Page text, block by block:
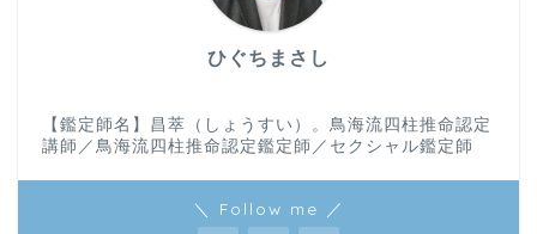
ひぐちまさし
【鑑定師名】昌萃（しょうすい）。鳥海流四柱推命認定
講師／鳥海流四柱推命認定鑑定師／セクシャル鑑定師
＼ Follow me ／